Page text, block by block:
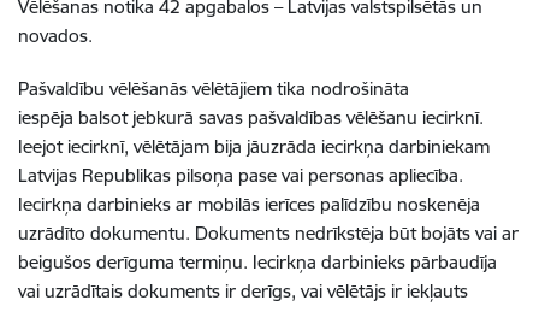
Vēlēšanas notika 42 apgabalos – Latvijas valstspilsētās un
novados.
Pašvaldību vēlēšanās vēlētājiem tika nodrošināta
iespēja balsot jebkurā savas pašvaldības vēlēšanu iecirknī.
Ieejot iecirknī, vēlētājam bija jāuzrāda iecirkņa darbiniekam
Latvijas Republikas pilsoņa pase vai personas apliecība.
Iecirkņa darbinieks ar mobilās ierīces palīdzību noskenēja
uzrādīto dokumentu. Dokuments nedrīkstēja būt bojāts vai ar
beigušos derīguma termiņu. Iecirkņa darbinieks pārbaudīja
vai uzrādītais dokuments ir derīgs, vai vēlētājs ir iekļauts